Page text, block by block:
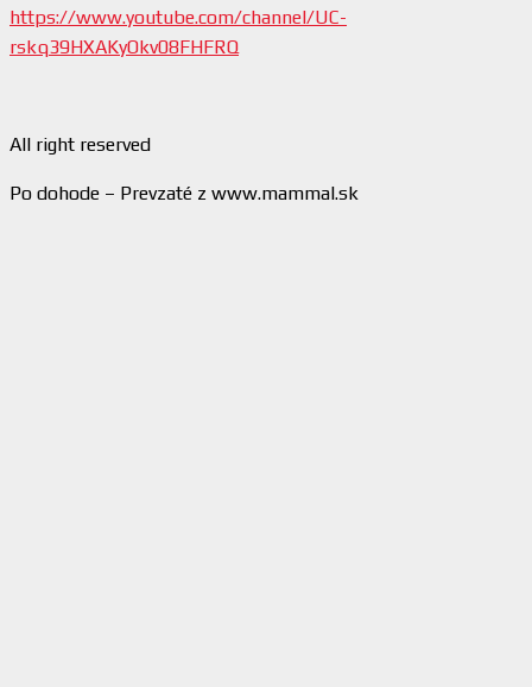
https://www.youtube.com/channel/UC-
rskq39HXAKyOkv08FHFRQ
All right reserved
Po dohode – Prevzaté z www.mammal.sk